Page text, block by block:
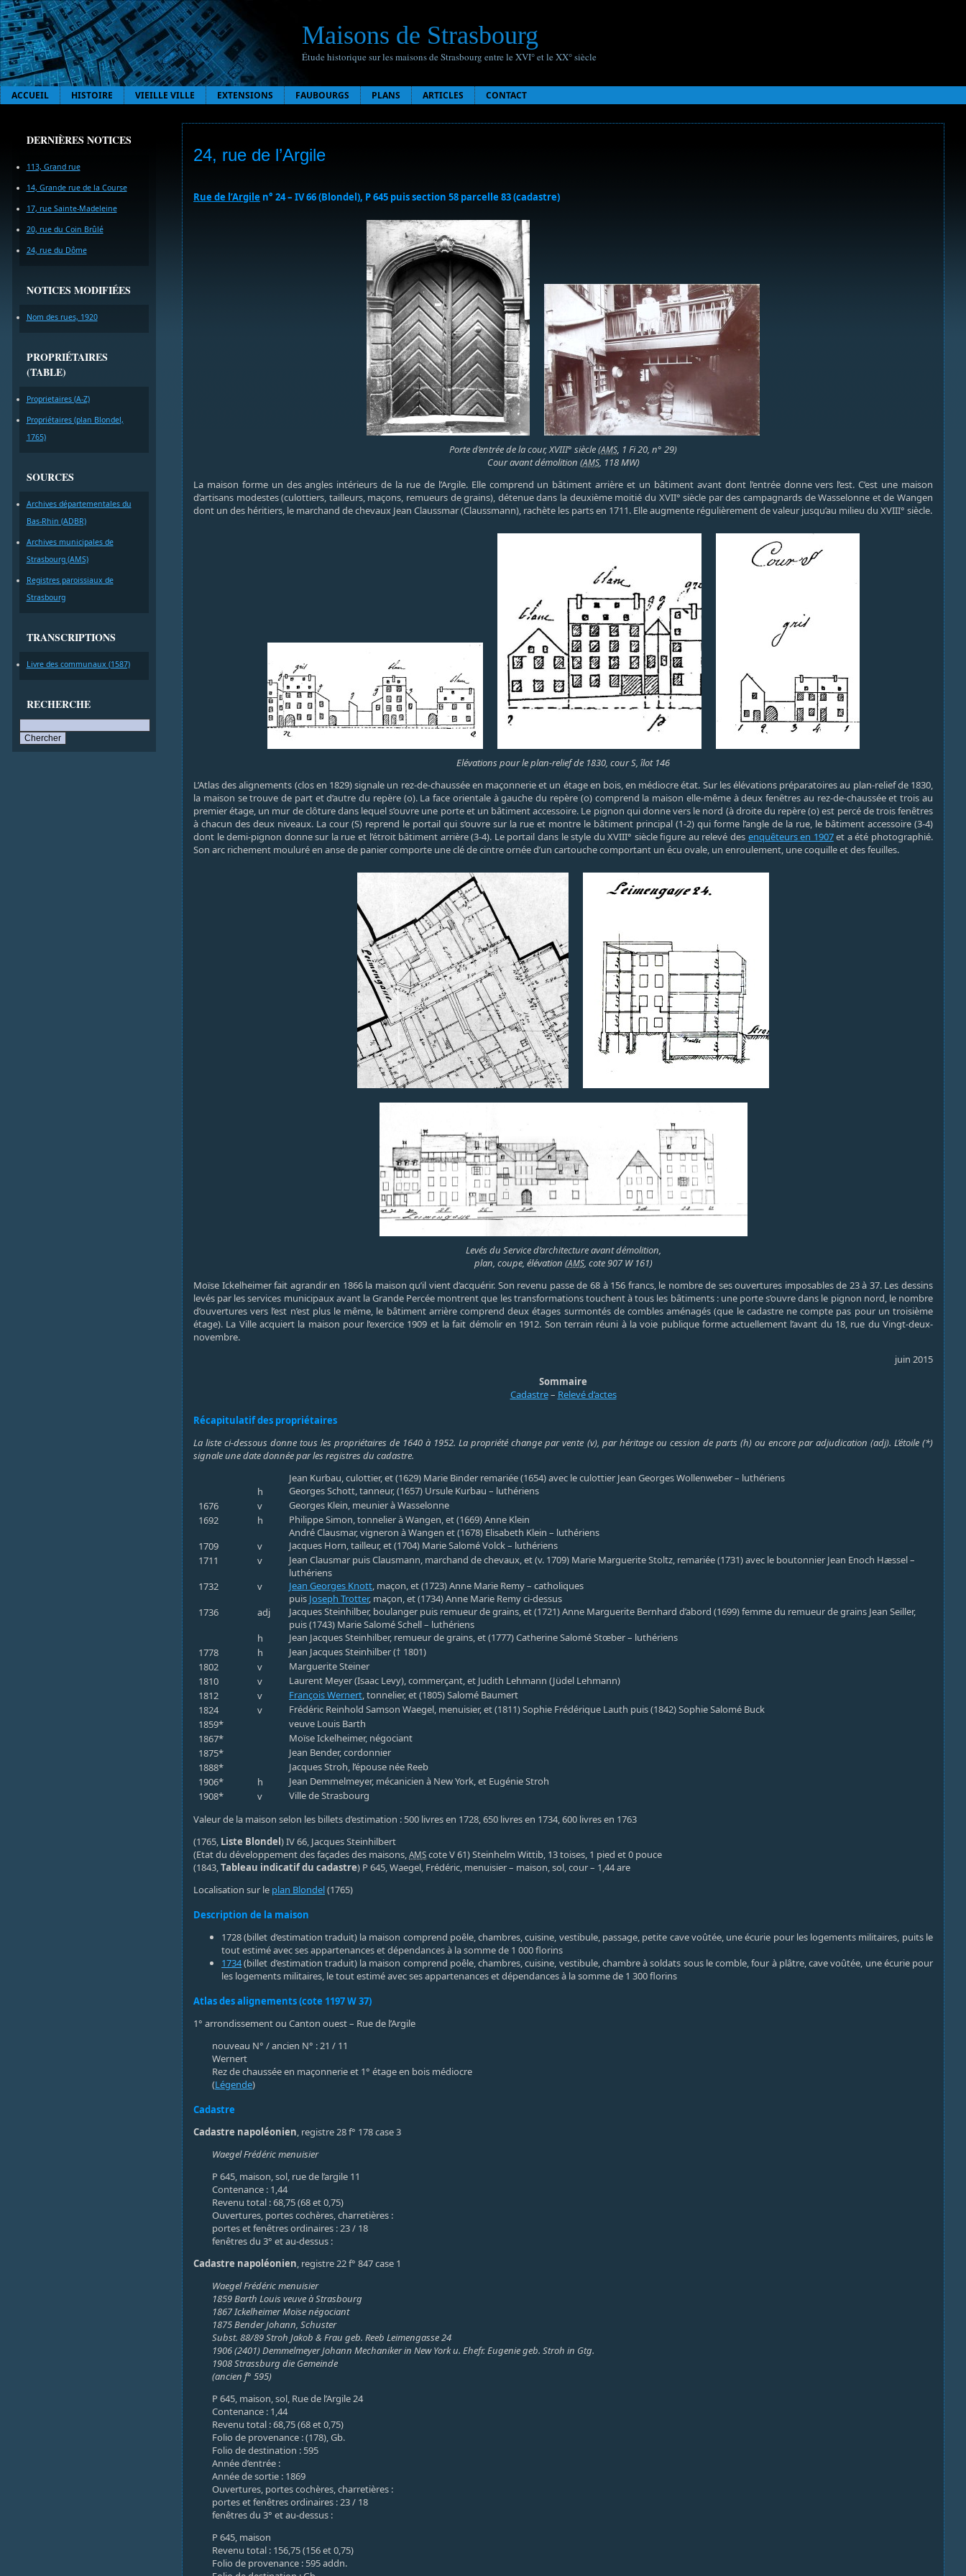
Maisons de Strasbourg
Étude historique sur les maisons de Strasbourg entre le XVI° et le XX° siècle
ACCUEIL HISTOIRE VIEILLE VILLE EXTENSIONS FAUBOURGS PLANS ARTICLES CONTACT
DERNIÈRES NOTICES
113, Grand rue
14, Grande rue de la Course
17, rue Sainte-Madeleine
20, rue du Coin Brûlé
24, rue du Dôme
NOTICES MODIFIÉES
Nom des rues, 1920
PROPRIÉTAIRES
(TABLE)
Proprietaires (A-Z)
Propriétaires (plan Blondel,
1765)
SOURCES
Archives départementales du
Bas-Rhin (ADBR)
Archives municipales de
Strasbourg (AMS)
Registres paroissiaux de
Strasbourg
TRANSCRIPTIONS
Livre des communaux (1587)
RECHERCHE
24, rue de l’Argile
Rue de l’Argile n° 24 – IV 66 (Blondel), P 645 puis section 58 parcelle 83 (cadastre)
Porte d’entrée de la cour, XVIII° siècle (AMS, 1 Fi 20, n° 29)
Cour avant démolition (AMS, 118 MW)
La maison forme un des angles intérieurs de la rue de l’Argile. Elle comprend un bâtiment arrière et un bâtiment avant dont l’entrée donne vers l’est. C’est une maison
d’artisans modestes (culottiers, tailleurs, maçons, remueurs de grains), détenue dans la deuxième moitié du XVII° siècle par des campagnards de Wasselonne et de Wangen
dont un des héritiers, le marchand de chevaux Jean Claussmar (Claussmann), rachète les parts en 1711. Elle augmente régulièrement de valeur jusqu’au milieu du XVIII° siècle.
Elévations pour le plan-relief de 1830, cour S, îlot 146
L’Atlas des alignements (clos en 1829) signale un rez-de-chaussée en maçonnerie et un étage en bois, en médiocre état. Sur les élévations préparatoires au plan-relief de 1830,
la maison se trouve de part et d’autre du repère (o). La face orientale à gauche du repère (o) comprend la maison elle-même à deux fenêtres au rez-de-chaussée et trois au
premier étage, un mur de clôture dans lequel s’ouvre une porte et un bâtiment accessoire. Le pignon qui donne vers le nord (à droite du repère (o) est percé de trois fenêtres
à chacun des deux niveaux. La cour (S) reprend le portail qui s’ouvre sur la rue et montre le bâtiment principal (1-2) qui forme l’angle de la rue, le bâtiment accessoire (3-4)
dont le demi-pignon donne sur la rue et l’étroit bâtiment arrière (3-4). Le portail dans le style du XVIII° siècle figure au relevé des enquêteurs en 1907et a été photographié.
Son arc richement mouluré en anse de panier comporte une clé de cintre ornée d’un cartouche comportant un écu ovale, un enroulement, une coquille et des feuilles.
Levés du Service d’architecture avant démolition,
plan, coupe, élévation (AMS, cote 907 W 161)
Moïse Ickelheimer fait agrandir en 1866 la maison qu’il vient d’acquérir. Son revenu passe de 68 à 156 francs, le nombre de ses ouvertures imposables de 23 à 37. Les dessins
levés par les services municipaux avant la Grande Percée montrent que les transformations touchent à tous les bâtiments : une porte s’ouvre dans le pignon nord, le nombre
d’ouvertures vers l’est n’est plus le même, le bâtiment arrière comprend deux étages surmontés de combles aménagés (que le cadastre ne compte pas pour un troisième
étage). La Ville acquiert la maison pour l’exercice 1909 et la fait démolir en 1912. Son terrain réuni à la voie publique forme actuellement l’avant du 18, rue du Vingt-deux-
novembre.
juin 2015
Sommaire
Cadastre– Relevé d’actes
Récapitulatif des propriétaires
La liste ci-dessous donne tous les propriétaires de 1640 à 1952. La propriété change par vente (v), par héritage ou cession de parts (h) ou encore par adjudication (adj). L’étoile (*)
signale une date donnée par les registres du cadastre.
Jean Kurbau, culottier, et (1629) Marie Binder remariée (1654) avec le culottier Jean Georges Wollenweber – luthériens
h
Georges Schott, tanneur, (1657) Ursule Kurbau – luthériens
1676
v
Georges Klein, meunier à Wasselonne
1692
h
Philippe Simon, tonnelier à Wangen, et (1669) Anne Klein
André Clausmar, vigneron à Wangen et (1678) Elisabeth Klein – luthériens
1709
v
Jacques Horn, tailleur, et (1704) Marie Salomé Volck – luthériens
1711
v
Jean Clausmar puis Clausmann, marchand de chevaux, et (v. 1709) Marie Marguerite Stoltz, remariée (1731) avec le boutonnier Jean Enoch Hæssel –
luthériens
1732
v Jean Georges Knott , maçon, et (1723) Anne Marie Remy – catholiques
puis Joseph Trotter, maçon, et (1734) Anne Marie Remy ci-dessus
1736
adj
Jacques Steinhilber, boulanger puis remueur de grains, et (1721) Anne Marguerite Bernhard d’abord (1699) femme du remueur de grains Jean Seiller,
puis (1743) Marie Salomé Schell – luthériens
h
Jean Jacques Steinhilber, remueur de grains, et (1777) Catherine Salomé Stœber – luthériens
1778
h
Jean Jacques Steinhilber († 1801)
1802
v
Marguerite Steiner
1810
v
Laurent Meyer (Isaac Levy), commerçant, et Judith Lehmann (Jüdel Lehmann)
1812
v François Wernert , tonnelier, et (1805) Salomé Baumert
1824
v
Frédéric Reinhold Samson Waegel, menuisier, et (1811) Sophie Frédérique Lauth puis (1842) Sophie Salomé Buck
1859*
veuve Louis Barth
1867*
Moïse Ickelheimer, négociant
1875*
Jean Bender, cordonnier
1888*
Jacques Stroh, l’épouse née Reeb
1906*
h
Jean Demmelmeyer, mécanicien à New York, et Eugénie Stroh
1908*
v
Ville de Strasbourg
Valeur de la maison selon les billets d’estimation : 500 livres en 1728, 650 livres en 1734, 600 livres en 1763
(1765, Liste Blondel) IV 66, Jacques Steinhilbert
(Etat du développement des façades des maisons, AMScote V 61) Steinhelm Wittib, 13 toises, 1 pied et 0 pouce
(1843, Tableau indicatif du cadastre) P 645, Waegel, Frédéric, menuisier – maison, sol, cour – 1,44 are
Localisation sur le plan Blondel(1765)
Description de la maison
1728 (billet d’estimation traduit) la maison comprend poêle, chambres, cuisine, vestibule, passage, petite cave voûtée, une écurie pour les logements militaires, puits le
tout estimé avec ses appartenances et dépendances à la somme de 1 000 florins
1734(billet d’estimation traduit) la maison comprend poêle, chambres, cuisine, vestibule, chambre à soldats sous le comble, four à plâtre, cave voûtée, une écurie pour
les logements militaires, le tout estimé avec ses appartenances et dépendances à la somme de 1 300 florins
Atlas des alignements (cote 1197 W 37)
1° arrondissement ou Canton ouest – Rue de l’Argile
nouveau N° / ancien N° : 21 / 11
Wernert
Rez de chaussée en maçonnerie et 1° étage en bois médiocre
(Légende)
Cadastre
Cadastre napoléonien, registre 28 f° 178 case 3
Waegel Frédéric menuisier
P 645, maison, sol, rue de l’argile 11
Contenance : 1,44
Revenu total : 68,75 (68 et 0,75)
Ouvertures, portes cochères, charretières :
portes et fenêtres ordinaires : 23 / 18
fenêtres du 3° et au-dessus :
Cadastre napoléonien, registre 22 f° 847 case 1
Waegel Frédéric menuisier
1859 Barth Louis veuve à Strasbourg
1867 Ickelheimer Moïse négociant
1875 Bender Johann, Schuster
Subst. 88/89 Stroh Jakob & Frau geb. Reeb Leimengasse 24
1906 (2401) Demmelmeyer Johann Mechaniker in New York u. Ehefr. Eugenie geb. Stroh in Gtg.
1908 Strassburg die Gemeinde
(ancien f° 595)
P 645, maison, sol, Rue de l’Argile 24
Contenance : 1,44
Revenu total : 68,75 (68 et 0,75)
Folio de provenance : (178), Gb.
Folio de destination : 595
Année d’entrée :
Année de sortie : 1869
Ouvertures, portes cochères, charretières :
portes et fenêtres ordinaires : 23 / 18
fenêtres du 3° et au-dessus :
P 645, maison
Revenu total : 156,75 (156 et 0,75)
Folio de provenance : 595 addn.